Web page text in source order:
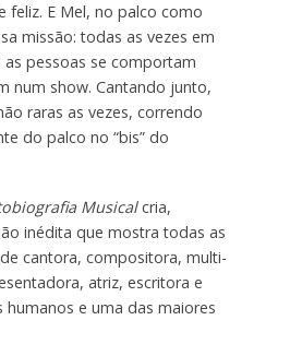
feliz. E Mel, no palco como
missão: todas as vezes em
pessoas se comportam
num show. Cantando junto,
raras as vezes, correndo
do palco no “bis” do
Musicalcria,
inédita que mostra todas as
cantora, compositora, multi-
atriz, escritora e
e uma das maiores